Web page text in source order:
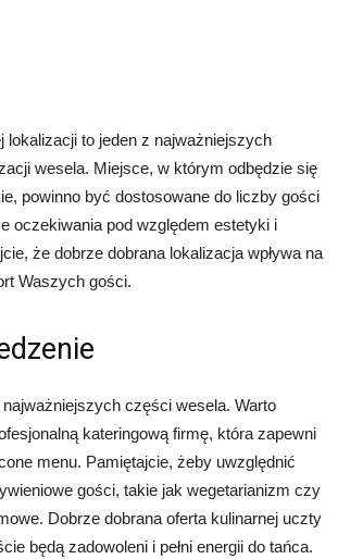
lokalizacji to jeden z najważniejszych
wesela. Miejsce, w którym odbędzie się
powinno być dostosowane do liczby gości
oczekiwania pod względem estetyki i
że dobrze dobrana lokalizacja wpływa na
Waszych gości.
części wesela. Warto
kateringową firmę, która zapewni
menu. Pamiętajcie, żeby uwzględnić
gości, takie jak wegetarianizm czy
Dobrze dobrana oferta kulinarnej uczty
będą zadowoleni i pełni energii do tańca.